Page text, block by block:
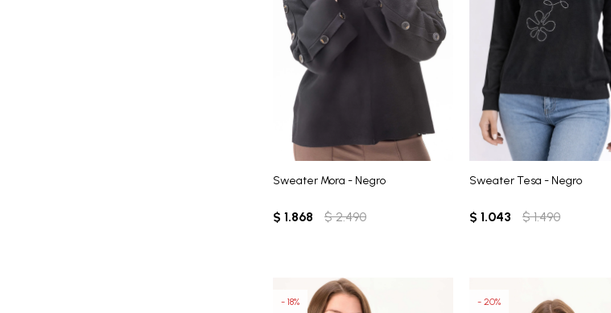
Sweater Mora - Negro
$ 1.868 $ 2.490
Sweater Tesa - Negro
$ 1.043 $ 1.490
18 20